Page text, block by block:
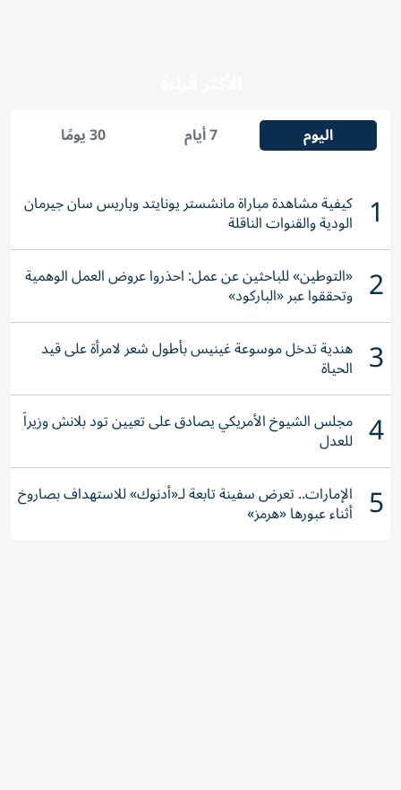
اليوم 7 أيام 30 يومًا
1 كيفية مشاهدة مباراة مانشستر يونايتد وباريس سان جيرمان
الودية والقنوات الناقلة
2 «التوطين» للباحثين عن عمل: احذروا عروض العمل الوهمية
وتحققوا عبر «الباركود»
3 هندية تدخل موسوعة غينيس بأطول شعر لامرأة على قيد
الحياة
4 مجلس الشيوخ الأمريكي يصادق على تعيين تود بلانش وزيراً
للعدل
5 الإمارات.. تعرض سفينة تابعة لـ«أدنوك» للاستهداف بصاروخ
أثناء عبورها «هرمز»